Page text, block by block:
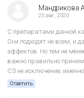
Мандрикова А.
25 авг, 2020
С препаратами данной
Они подходят не всем, и
эффектов. Но тем не
важно правильно
СЗ не исключение, именно
Ответить